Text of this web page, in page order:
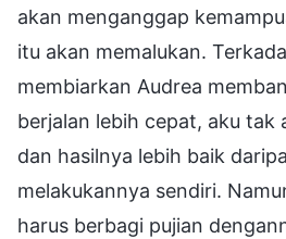
akan menganggap
itu akan memalukan.
membiarkan Audrea
berjalan lebih cepat, aku tak
dan hasilnya lebih baik
melakukannya sendiri.
harus berbagi pujian